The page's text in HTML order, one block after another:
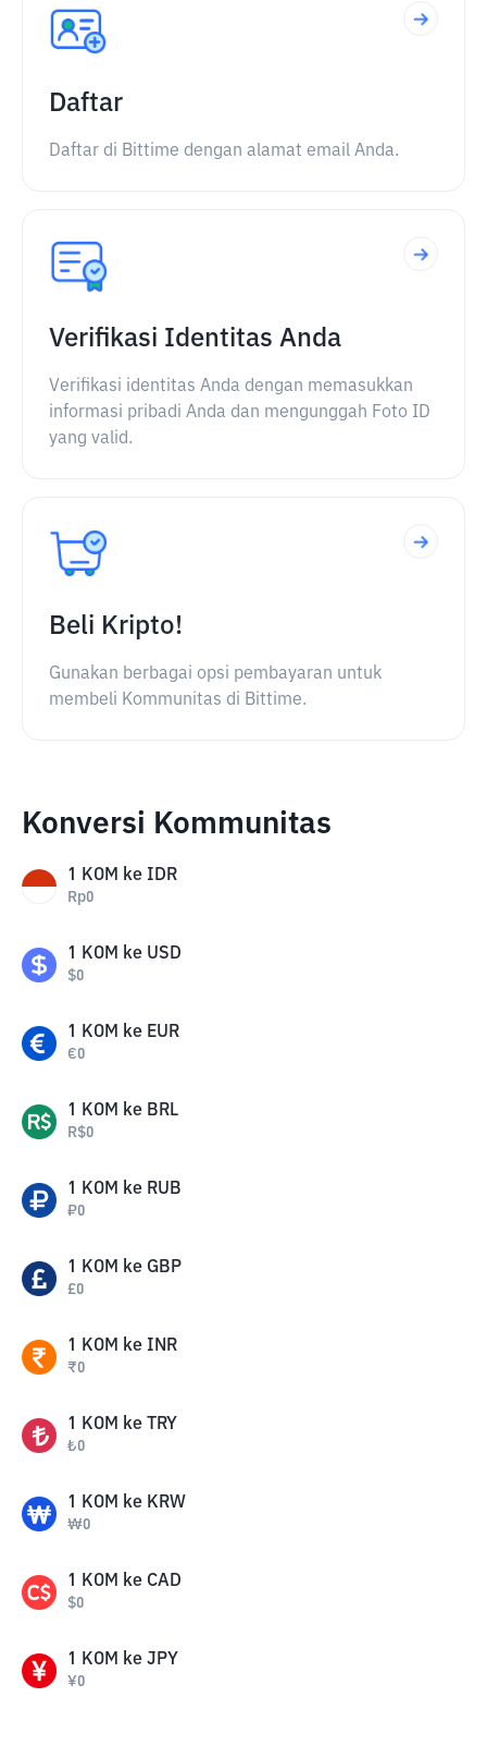
Daftar
Daftar di Bittime dengan alamat email Anda.
Verifikasi Identitas Anda
Verifikasi identitas Anda dengan memasukkan
informasi pribadi Anda dan mengunggah Foto ID
yang valid.
Beli Kripto!
Gunakan berbagai opsi pembayaran untuk
membeli Kommunitas di Bittime.
Konversi Kommunitas
1 KOM ke IDR
Rp0
1 KOM ke USD
$0
1 KOM ke EUR
€0
1 KOM ke BRL
R$0
1 KOM ke RUB
₽0
1 KOM ke GBP
£0
1 KOM ke INR
₹0
1 KOM ke TRY
₺0
1 KOM ke KRW
₩0
1 KOM ke CAD
$0
1 KOM ke JPY
¥0